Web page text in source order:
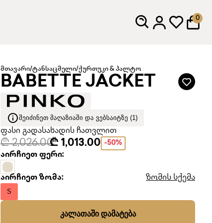
0
მთავარი/ტანსაცმელი/ქურთუკი & პალტო
BABETTE JACKET
ᲨᲔᲘᲫᲘᲜᲔᲗ ᲛᲐᲦᲐᲖᲘᲐᲨᲘ ᲓᲐ ᲕᲔᲑᲡᲐᲘᲢᲖᲔ (1)
ფასი გადასახადის ჩათვლით
₾ 2,026.00₾ 1,013.00 -50%
აირჩიეთ ფერი:
აირჩიეთ ზომა: ზომის სქემა
S
ᲙᲐᲚᲐᲗᲐᲨᲘ ᲓᲐᲛᲐᲢᲔᲑᲐ